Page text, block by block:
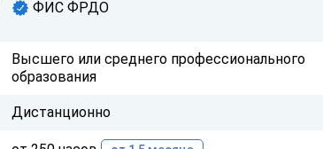
ФИС ФРДО
Высшего или среднего профессионального
образования
Дистанционно